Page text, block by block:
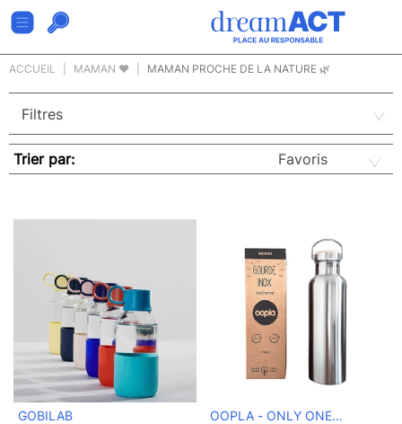
ACCUEIL MAMAN ❤ MAMAN PROCHE DE LA NATURE 🌿
Trier par:
GOBILAB
OOPLA - ONLY ONE